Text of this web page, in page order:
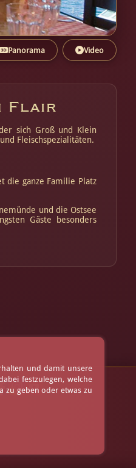
Flair
sich Groß und Klein
Fleischspezialitäten.
die ganze Familie Platz
und die Ostsee
Gäste besonders
Video
Panorama
und damit unsere
festzulegen, welche
zu geben oder etwas zu